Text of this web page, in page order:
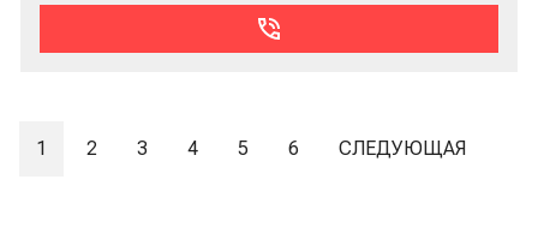
1 2 3 4 5 6 СЛЕДУЮЩАЯ